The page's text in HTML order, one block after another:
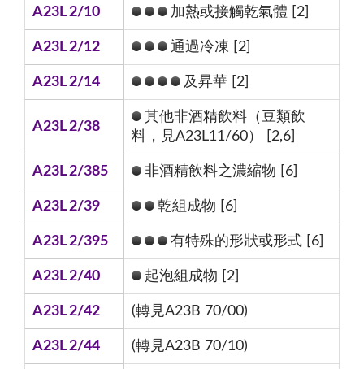
A23L 2/10 加熱或接觸乾氣體 [2]
A23L 2/12 通過冷凍 [2]
A23L 2/14 及昇華 [2]
A23L 2/38
其他非酒精飲料（豆類飲
料，見A23L11/60） [2,6]
A23L 2/385 非酒精飲料之濃縮物 [6]
A23L 2/39 乾組成物 [6]
A23L 2/395 有特殊的形狀或形式 [6]
A23L 2/40 起泡組成物 [2]
A23L 2/42 (轉見A23B 70/00)
A23L 2/44 (轉見A23B 70/10)